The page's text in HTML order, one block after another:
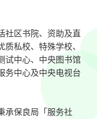
社区书院、资助及直
私校、特殊学校、
试中心、中央图书馆
务中心及中央电视台
承保良局「服务社